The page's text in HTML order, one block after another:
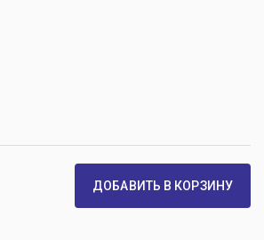
ДОБАВИТЬ В КОРЗИНУ